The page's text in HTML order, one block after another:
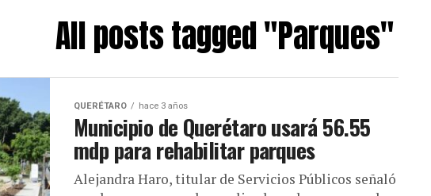
All posts tagged "Parques"
QUERÉTARO hace 3 años
Municipio de Querétaro usará 56.55
mdp para rehabilitar parques
Alejandra Haro, titular de Servicios Públicos señaló